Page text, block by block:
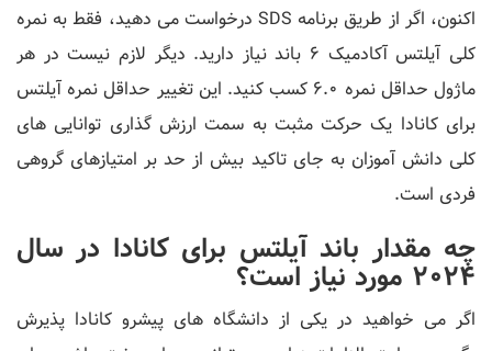
اکنون، اگر از طریق برنامه SDS درخواست می دهید، فقط به نمره
کلی آیلتس آکادمیک 6 باند نیاز دارید. دیگر لازم نیست در هر
ماژول حداقل نمره 6.0 کسب کنید. این تغییر حداقل نمره آیلتس
برای کانادا یک حرکت مثبت به سمت ارزش گذاری توانایی های
کلی دانش آموزان به جای تاکید بیش از حد بر امتیازهای گروهی
فردی است.
چه مقدار باند آیلتس برای کانادا در سال
2024 مورد نیاز است؟
اگر می خواهید در یکی از دانشگاه های پیشرو کانادا پذیرش